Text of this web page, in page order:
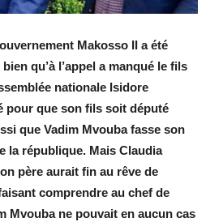
Makosso II a été
qu’à l’appel a manqué le fils
nationale Isidore
pour que son fils soit député
que Vadim Mvouba fasse son
la république. Mais Claudia
père aurait fin au rêve de
comprendre au chef de
Mvouba ne pouvait en aucun cas